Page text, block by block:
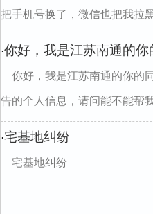
把手机号换了，微信也把我拉
·你好，我是江苏南通的
你好，我是江苏南通的你的
告的个人信息，请问能不能帮
·宅基地纠纷
宅基地纠纷